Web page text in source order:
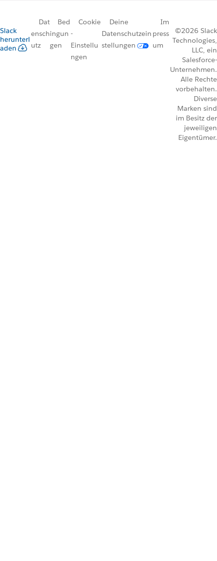
Slack
herunterl
aden
Dat
ensch
utz
Bed
ingun
gen
Cookie
-
Einstellu
ngen
Deine
Datenschutzein
stellungen
Im
press
um
©2026 Slack
Technologies,
LLC, ein
Salesforce-
Unternehmen.
Alle Rechte
vorbehalten.
Diverse
Marken sind
im Besitz der
jeweiligen
Eigentümer.